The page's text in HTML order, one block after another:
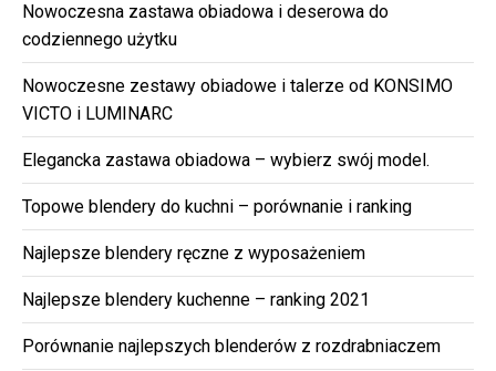
Nowoczesna zastawa obiadowa i deserowa do
codziennego użytku
Nowoczesne zestawy obiadowe i talerze od KONSIMO
VICTO i LUMINARC
Elegancka zastawa obiadowa – wybierz swój model.
Topowe blendery do kuchni – porównanie i ranking
Najlepsze blendery ręczne z wyposażeniem
Najlepsze blendery kuchenne – ranking 2021
Porównanie najlepszych blenderów z rozdrabniaczem